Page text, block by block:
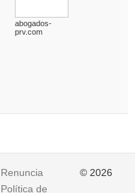
abogados-
prv.com
Renuncia
Política de
© 2026